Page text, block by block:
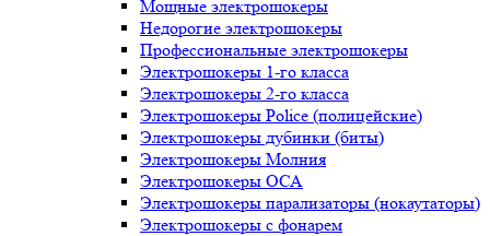
Мощные электрошокеры
Недорогие электрошокеры
Профессиональные электрошокеры
Электрошокеры 1-го класса
Электрошокеры 2-го класса
Электрошокеры Police (полицейские)
Электрошокеры дубинки (биты)
Электрошокеры Молния
Электрошокеры ОСА
Электрошокеры парализаторы (нокаутаторы)
Электрошокеры с фонарем